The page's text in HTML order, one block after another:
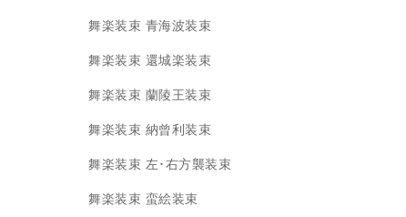
舞楽装束 青海波装束
舞楽装束 還城楽装束
舞楽装束 蘭陵王装束
舞楽装束 納曾利装束
舞楽装束 左･右方襲装束
舞楽装束 蛮絵装束